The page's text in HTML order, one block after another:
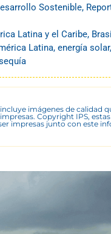
Sostenible,
Latina y el Caribe, Brasil
Latina, energía solar,
imágenes de calidad
Copyright IPS,
impresas junto con este